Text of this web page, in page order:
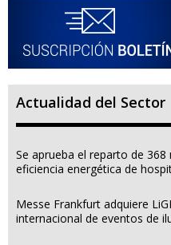
Actualidad del Sector
Se aprueba el reparto de
eficiencia energética de
Messe Frankfurt adquiere
internacional de eventos de